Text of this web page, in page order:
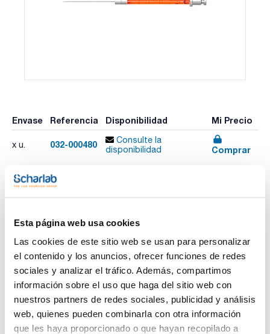
Esta página web usa cookies
Las cookies de este sitio web se usan para personalizar
el contenido y los anuncios, ofrecer funciones de redes
sociales y analizar el tráfico. Además, compartimos
información sobre el uso que haga del sitio web con
nuestros partners de redes sociales, publicidad y análisis
web, quienes pueden combinarla con otra información
que les haya proporcionado o que hayan recopilado a
Envase Referencia Disponibilidad Mi Precio
x u. 032-000480
Consulte la
disponibilidad
Comprar
Características
Longitud aguja (mm) : 57
Gauge (diámetro externo mm) : 23 (0,63)
Modelo : 0,5BR-RTC/RSH-5,7/0,63C
Émbolo de reemplazo : 033780
Aguja de reemplazo : 033780
Jeringas para cromatógrafos Thermo/Scientific/CE
instruments/Fisons RSH
Ver más
Documentación técnica